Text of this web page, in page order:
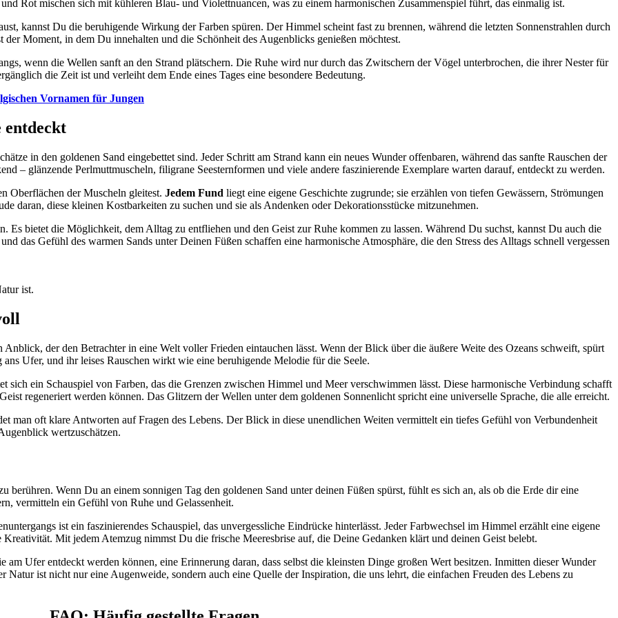
Rot mischen sich mit kühleren Blau- und Violettnuancen, was zu einem harmonischen Zusammenspiel führt, das einmalig ist.
kannst Du die beruhigende Wirkung der Farben spüren. Der Himmel scheint fast zu brennen, während die letzten Sonnenstrahlen durch
Moment, in dem Du innehalten und die Schönheit des Augenblicks genießen möchtest.
wenn die Wellen sanft an den Strand plätschern. Die Ruhe wird nur durch das Zwitschern der Vögel unterbrochen, die ihrer Nester für
die Zeit ist und verleiht dem Ende eines Tages eine besondere Bedeutung.
Vornamen für Jungen
entdeckt
in den goldenen Sand eingebettet sind. Jeder Schritt am Strand kann ein neues Wunder offenbaren, während das sanfte Rauschen der
– glänzende Perlmuttmuscheln, filigrane Seesternformen und viele andere faszinierende Exemplare warten darauf, entdeckt zu werden.
Oberflächen der Muscheln gleitest. Jedem Fund liegt eine eigene Geschichte zugrunde; sie erzählen von tiefen Gewässern, Strömungen
daran, diese kleinen Kostbarkeiten zu suchen und sie als Andenken oder Dekorationsstücke mitzunehmen.
Es bietet die Möglichkeit, dem Alltag zu entfliehen und den Geist zur Ruhe kommen zu lassen. Während Du suchst, kannst Du auch die
das Gefühl des warmen Sands unter Deinen Füßen schaffen eine harmonische Atmosphäre, die den Stress des Alltags schnell vergessen
ist.
der den Betrachter in eine Welt voller Frieden eintauchen lässt. Wenn der Blick über die äußere Weite des Ozeans schweift, spürt
Ufer, und ihr leises Rauschen wirkt wie eine beruhigende Melodie für die Seele.
sich ein Schauspiel von Farben, das die Grenzen zwischen Himmel und Meer verschwimmen lässt. Diese harmonische Verbindung schafft
regeneriert werden können. Das Glitzern der Wellen unter dem goldenen Sonnenlicht spricht eine universelle Sprache, die alle erreicht.
man oft klare Antworten auf Fragen des Lebens. Der Blick in diese unendlichen Weiten vermittelt ein tiefes Gefühl von Verbundenheit
wertzuschätzen.
berühren. Wenn Du an einem sonnigen Tag den goldenen Sand unter deinen Füßen spürst, fühlt es sich an, als ob die Erde dir eine
vermitteln ein Gefühl von Ruhe und Gelassenheit.
ist ein faszinierendes Schauspiel, das unvergessliche Eindrücke hinterlässt. Jeder Farbwechsel im Himmel erzählt eine eigene
Mit jedem Atemzug nimmst Du die frische Meeresbrise auf, die Deine Gedanken klärt und deinen Geist belebt.
Ufer entdeckt werden können, eine Erinnerung daran, dass selbst die kleinsten Dinge großen Wert besitzen. Inmitten dieser Wunder
ist nicht nur eine Augenweide, sondern auch eine Quelle der Inspiration, die uns lehrt, die einfachen Freuden des Lebens zu